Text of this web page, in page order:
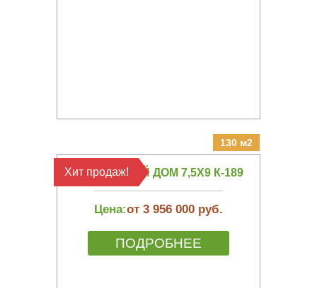
130 м2
КАРКАСНЫЙ ДОМ 7,5Х9 К-189
Цена:от 3 956 000 руб.
ПОДРОБНЕЕ
Хит продаж!